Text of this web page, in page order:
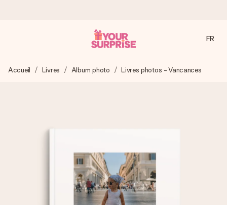
Nous préparons votre cadeau avec attention et l’envoyons
Nos cadeaux sont appréciés. Les clients nous attribuent
une note de 4,9 sur Google Reviews (total de tous les
pays où nous sommes présents).
FR
Accueil Livres Album photo Livres photos - Vancances